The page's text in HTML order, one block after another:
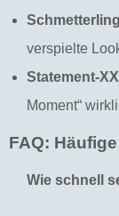
verspielte
Statement-
Moment“
FAQ:
Wie schnell